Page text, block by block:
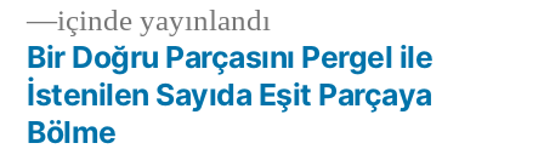
Yazı
gezinmesi
içinde yayınlandı
Bir Doğru Parçasını Pergel ile
İstenilen Sayıda Eşit Parçaya
Bölme